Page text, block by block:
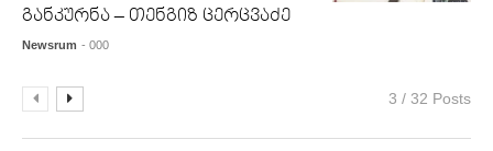
განკურნა – თენგიზ ცერცვაძე
Newsrum - 000
3 / 32 Posts